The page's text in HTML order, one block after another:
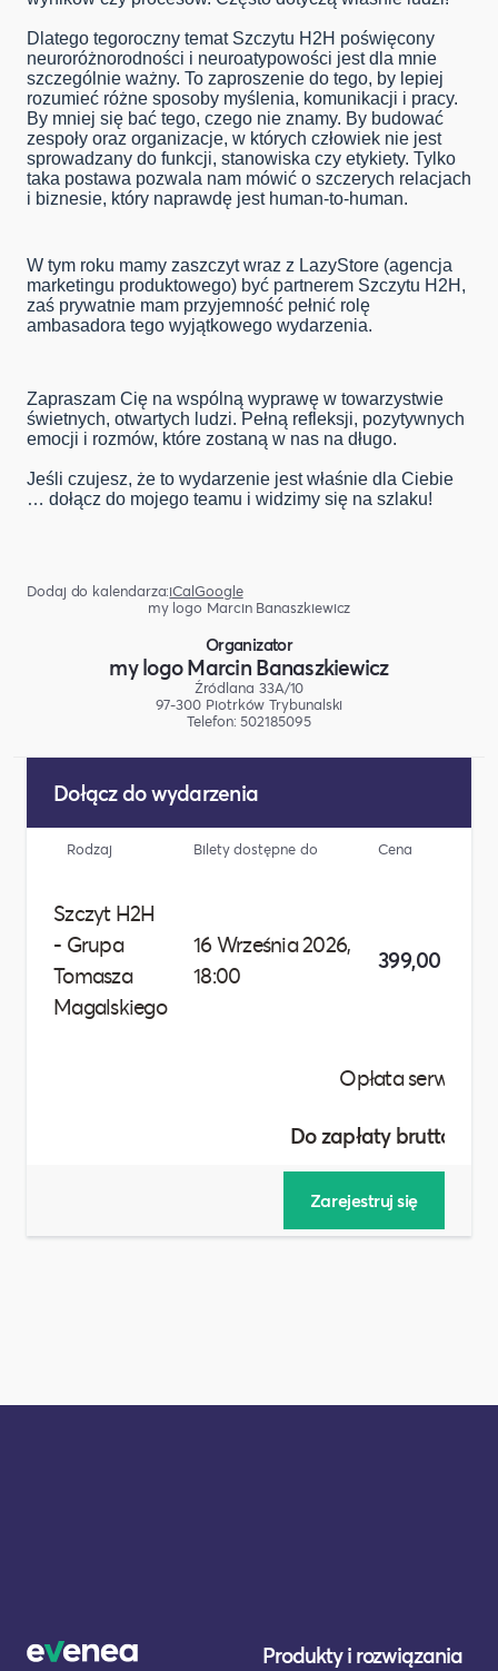
Dlatego tegoroczny temat Szczytu H2H poświęcony
neuroróżnorodności i neuroatypowości jest dla mnie
szczególnie ważny. To zaproszenie do tego, by lepiej
rozumieć różne sposoby myślenia, komunikacji i pracy.
By mniej się bać tego, czego nie znamy. By budować
zespoły oraz organizacje, w których człowiek nie jest
sprowadzany do funkcji, stanowiska czy etykiety. Tylko
taka postawa pozwala nam mówić o szczerych relacjach
i biznesie, który naprawdę jest human-to-human.
W tym roku mamy zaszczyt wraz z LazyStore (agencja
marketingu produktowego) być partnerem Szczytu H2H,
zaś prywatnie mam przyjemność pełnić rolę
ambasadora tego wyjątkowego wydarzenia.
Zapraszam Cię na wspólną wyprawę w towarzystwie
świetnych, otwartych ludzi. Pełną refleksji, pozytywnych
emocji i rozmów, które zostaną w nas na długo.
Jeśli czujesz, że to wydarzenie jest właśnie dla Ciebie
… dołącz do mojego teamu i widzimy się na szlaku!
Dodaj do kalendarza:iCalGoogle
my logo Marcin Banaszkiewicz
Organizator
my logo Marcin Banaszkiewicz
Źródlana 33A/10
97-300 Piotrków Trybunalski
Telefon: 502185095
Dołącz do wydarzenia
Rodzaj Bilety dostępne do Cena
Szczyt H2H
- Grupa
Tomasza
Magalskiego
16 Września 2026,
18:00
399,00 zł
Produkty i rozwiązania